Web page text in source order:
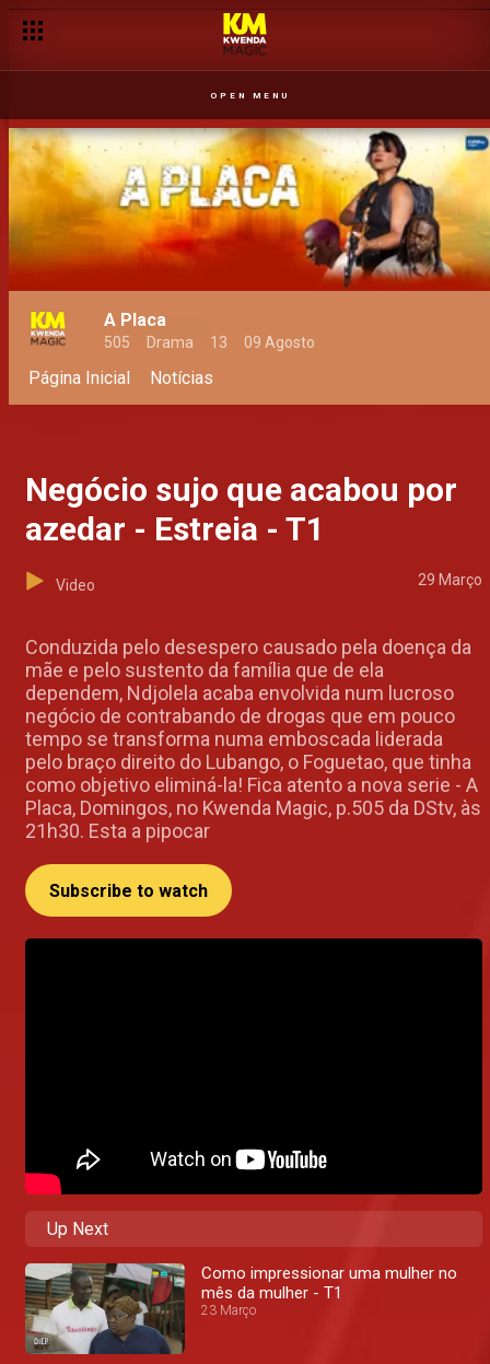
OPEN MENU
A Placa
505 Drama 13 09 Agosto
Página Inicial Notícias
Negócio sujo que acabou por
azedar - Estreia - T1
Video 29 Março
Conduzida pelo desespero causado pela doença da
mãe e pelo sustento da família que de ela
dependem, Ndjolela acaba envolvida num lucroso
negócio de contrabando de drogas que em pouco
tempo se transforma numa emboscada liderada
pelo braço direito do Lubango, o Foguetao, que tinha
como objetivo eliminá-la! Fica atento a nova serie - A
Placa, Domingos, no Kwenda Magic, p.505 da DStv, às
21h30. Esta a pipocar
Subscribe to watch
Up Next
Como impressionar uma mulher no
mês da mulher - T1
23 Março